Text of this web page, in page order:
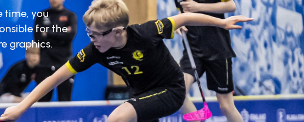
time, you
for the
graphics.